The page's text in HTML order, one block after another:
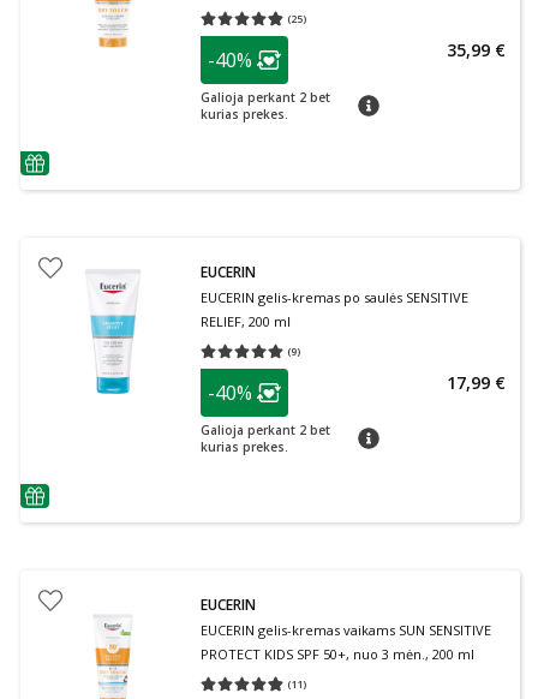
patarimas
(25)
Vidutinis įvertinimas 4.80
patarimas
Lojalumo klubo narių nuolaida
-40%
Galioja perkant 2 bet
kurias prekes.
patarimas
35,99 €
patarimas
EUCERIN
EUCERIN gelis-kremas po saulės SENSITIVE
RELIEF, 200 ml
(9)
Vidutinis įvertinimas 5.00
patarimas
Lojalumo klubo narių nuolaida
-40%
Galioja perkant 2 bet
kurias prekes.
patarimas
17,99 €
EUCERIN
EUCERIN gelis-kremas vaikams SUN SENSITIVE
PROTECT KIDS SPF 50+, nuo 3 mėn., 200 ml
(11)
Vidutinis įvertinimas 4.82